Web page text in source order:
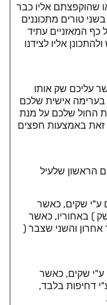
שהוקפצתם אליו כבר
טורים מתכוננים
כף המאזניים עתיד
אליו לצידנו
עליכם שק אותו
בערימה אישית שלכם
החול שלכם על מנת
זאת באמצעות חפצים
הראשון שלעיל
ע"י שקים, כאשר
) באחוריו, כאשר
והשני שצבר (
שקים, כאשר
דחיפות בלבד,